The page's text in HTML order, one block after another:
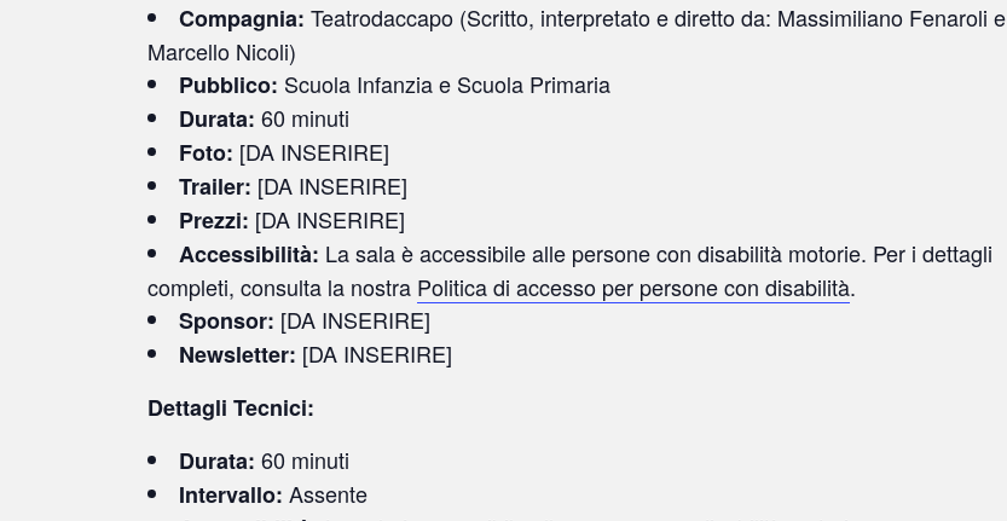
Compagnia: Teatrodaccapo (Scritto, interpretato e diretto da: Massimiliano Fenaroli e
Marcello Nicoli)
Pubblico: Scuola Infanzia e Scuola Primaria
Durata: 60 minuti
Foto: [DA INSERIRE]
Trailer: [DA INSERIRE]
Prezzi: [DA INSERIRE]
Accessibilità: La sala è accessibile alle persone con disabilità motorie. Per i dettagli
completi, consulta la nostra Politica di accesso per persone con disabilità.
Sponsor: [DA INSERIRE]
Newsletter: [DA INSERIRE]
Dettagli Tecnici:
Durata: 60 minuti
Intervallo: Assente